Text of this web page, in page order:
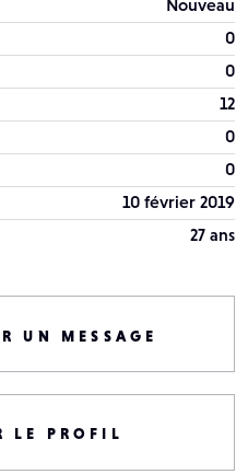
Nouveau
0
0
12
0
0
10 février 2019
27 ans
UN MESSAGE
LE PROFIL